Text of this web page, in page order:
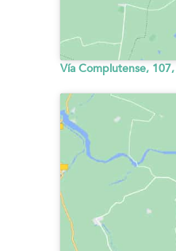
Vía Complutense,